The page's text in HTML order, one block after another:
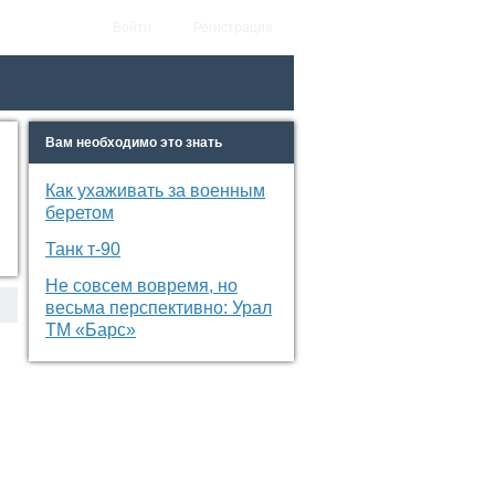
Вам необходимо это знать
Как ухаживать за военным
беретом
Танк т-90
Не совсем вовремя, но
весьма перспективно: Урал
ТМ «Барс»